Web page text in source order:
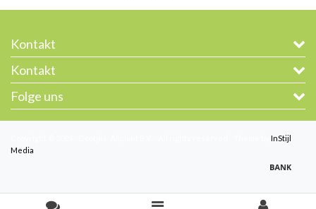
Kontakt
Kontakt
Folge uns
InStijl
Media